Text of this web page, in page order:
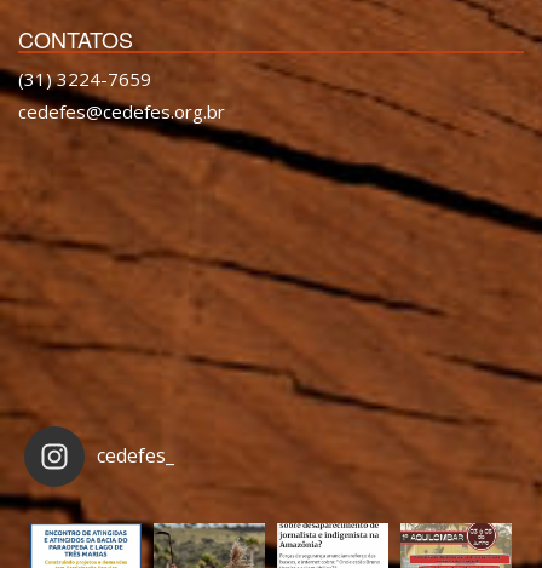
CONTATOS
(31) 3224-7659
cedefes@cedefes.org.br
cedefes_